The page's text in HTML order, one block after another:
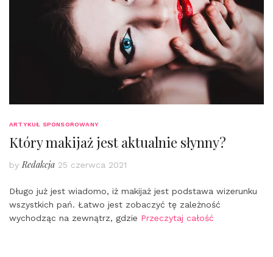
ARTYKUŁ SPONSOROWANY
Który makijaż jest aktualnie słynny?
byRedakcja 25 czerwca 2021
Długo już jest wiadomo, iż makijaż jest podstawa wizerunku
wszystkich pań. Łatwo jest zobaczyć tę zależność
wychodząc na zewnątrz, gdzie Przeczytaj całość